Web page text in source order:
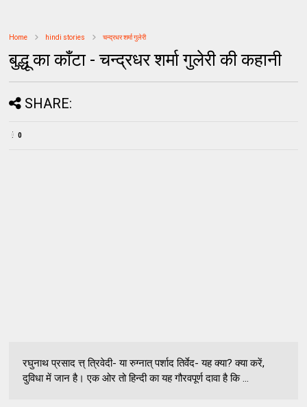
Home hindi stories चन्द्रधर शर्मा गुलेरी
बुद्धू का काँटा - चन्द्रधर शर्मा गुलेरी की कहानी
SHARE:
0
रघुनाथ प्रसाद त्त् त्रिवेदी- या रुग्नात् पर्शाद तिर्वेद- यह क्या? क्या करें,
दुविधा में जान है। एक ओर तो हिन्दी का यह गौरवपूर्ण दावा है कि ...